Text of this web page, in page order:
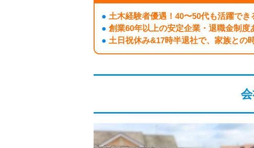
● 土木経験者優遇！40〜50代も活躍でき
● 創業60年以上の安定企業・退職金制度
● 土日祝休み&17時半退社で、家族との